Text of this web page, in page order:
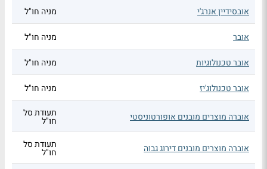
אובסידיין אנרג'י מניה חו"ל
אובר מניה חו"ל
אובר טכנולוגיות מניה חו"ל
אובר טכנולוג'יז מניה חו"ל
אוברה מוצרים מובנים אופורטוניסטי תעודת סל
חו"ל
אוברה מוצרים מובנים דירוג גבוה תעודת סל
חו"ל